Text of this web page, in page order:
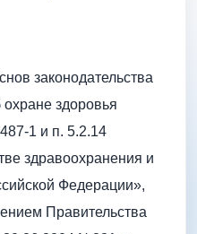
законодательства
здоровья
1 и п. 5.2.14
здравоохранения и
Федерации»,
Правительства